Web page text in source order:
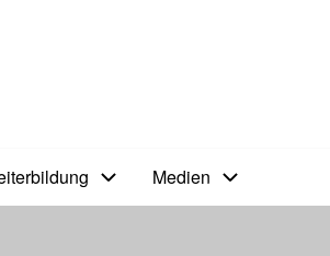
Medien